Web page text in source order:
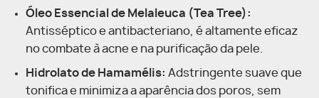
Óleo Essencial de Melaleuca (Tea Tree):
Antisséptico e antibacteriano, é altamente eficaz
no combate à acne e na purificação da pele.
Hidrolato de Hamamélis: Adstringente suave que
tonifica e minimiza a aparência dos poros, sem